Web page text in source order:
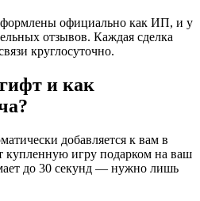
официально как ИП, и у
отзывов. Каждая сделка
круглосуточно.
и как
добавляется к вам в
купленную игру подарком на ваш
до 30 секунд — нужно лишь